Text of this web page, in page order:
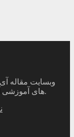
های آموزشی آی تی و کامپیوتر شروع به فعالیت کرده است.